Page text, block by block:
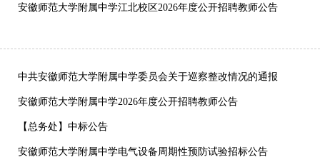
安徽师范大学附属中学江北校区2026年度公开招聘教师公告
中共安徽师范大学附属中学委员会关于巡察整改情况的通报
安徽师范大学附属中学2026年度公开招聘教师公告
【总务处】中标公告
安徽师范大学附属中学电气设备周期性预防试验招标公告